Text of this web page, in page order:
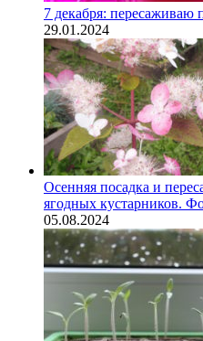
7 декабря: пересаживаю
29.01.2024
Осенняя посадка и
ягодных кустарников.
05.08.2024